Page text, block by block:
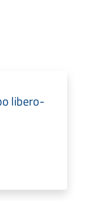
libero-